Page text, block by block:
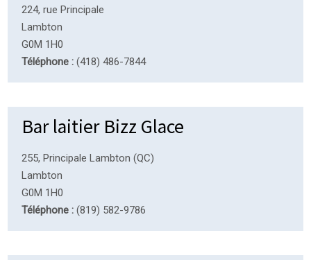
224, rue Principale
Lambton
G0M 1H0
Téléphone : (418) 486-7844
Bar laitier Bizz Glace
255, Principale Lambton (QC)
Lambton
G0M 1H0
Téléphone : (819) 582-9786